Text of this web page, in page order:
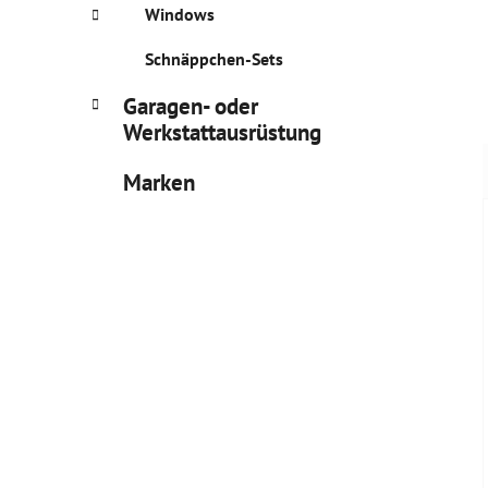
Windows
Schnäppchen-Sets
Garagen- oder
Werkstattausrüstung
Marken